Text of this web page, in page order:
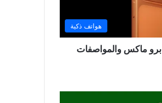
هواتف ذكية
سعر آيفون 17 برو ماكس والمواصفات